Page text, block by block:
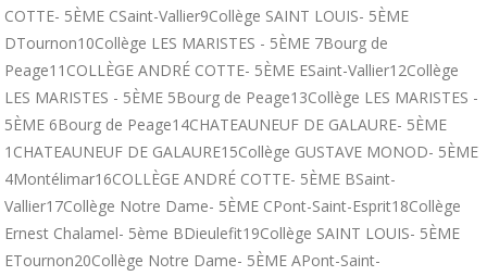
COTTE- 5ÈME CSaint-Vallier9Collège SAINT LOUIS- 5ÈME
DTournon10Collège LES MARISTES - 5ÈME 7Bourg de
Peage11COLLÈGE ANDRÉ COTTE- 5ÈME ESaint-Vallier12Collège
LES MARISTES - 5ÈME 5Bourg de Peage13Collège LES MARISTES -
5ÈME 6Bourg de Peage14CHATEAUNEUF DE GALAURE- 5ÈME
1CHATEAUNEUF DE GALAURE15Collège GUSTAVE MONOD- 5ÈME
4Montélimar16COLLÈGE ANDRÉ COTTE- 5ÈME BSaint-
Vallier17Collège Notre Dame- 5ÈME CPont-Saint-Esprit18Collège
Ernest Chalamel- 5ème BDieulefit19Collège SAINT LOUIS- 5ÈME
ETournon20Collège Notre Dame- 5ÈME APont-Saint-